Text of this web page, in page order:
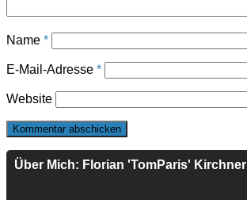
Name *
E-Mail-Adresse *
Website
Über Mich: Florian 'TomParis' Kirchner